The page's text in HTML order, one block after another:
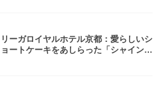
リーガロイヤルホテル京都：愛らしいシ
ョートケーキをあしらった「シャインマ